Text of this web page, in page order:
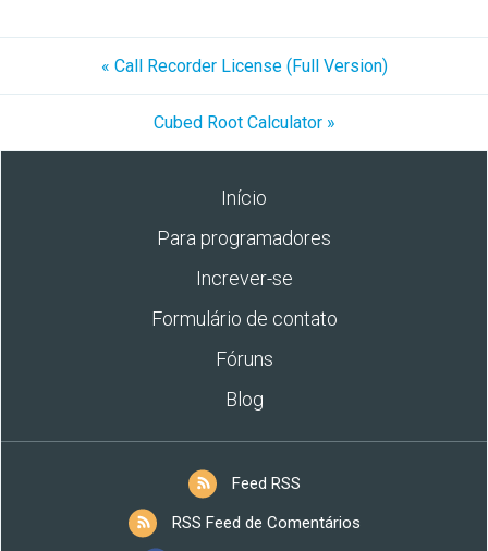
« Call Recorder License (Full Version)
Cubed Root Calculator »
Início
Para programadores
Increver-se
Formulário de contato
Fóruns
Blog
Feed RSS
RSS Feed de Comentários